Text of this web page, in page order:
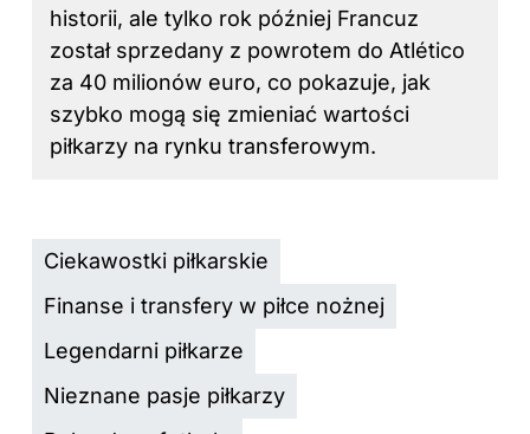
historii, ale tylko rok później Francuz
został sprzedany z powrotem do Atlético
za 40 milionów euro, co pokazuje, jak
szybko mogą się zmieniać wartości
piłkarzy na rynku transferowym.
Ciekawostki piłkarskie
Finanse i transfery w piłce nożnej
Legendarni piłkarze
Nieznane pasje piłkarzy